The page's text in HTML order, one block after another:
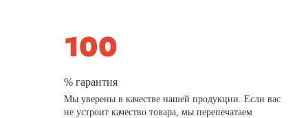
% гарантия
Мы уверены в качестве нашей продукции. Если вас
не устроит качество товара, мы перепечатаем